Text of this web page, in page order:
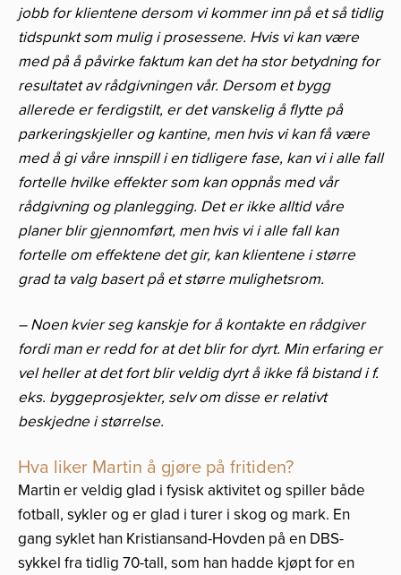
jobb for klientene dersom vi kommer inn på et så tidlig
tidspunkt som mulig i prosessene. Hvis vi kan være
med på å påvirke faktum kan det ha stor betydning for
resultatet av rådgivningen vår. Dersom et bygg
allerede er ferdigstilt, er det vanskelig å flytte på
parkeringskjeller og kantine, men hvis vi kan få være
med å gi våre innspill i en tidligere fase, kan vi i alle fall
fortelle hvilke effekter som kan oppnås med vår
rådgivning og planlegging. Det er ikke alltid våre
planer blir gjennomført, men hvis vi i alle fall kan
fortelle om effektene det gir, kan klientene i større
grad ta valg basert på et større mulighetsrom.
– Noen kvier seg kanskje for å kontakte en rådgiver
fordi man er redd for at det blir for dyrt. Min erfaring er
vel heller at det fort blir veldig dyrt å ikke få bistand i f.
eks. byggeprosjekter, selv om disse er relativt
beskjedne i størrelse.
Hva liker Martin å gjøre på fritiden?
Martin er veldig glad i fysisk aktivitet og spiller både
fotball, sykler og er glad i turer i skog og mark. En
gang syklet han Kristiansand-Hovden på en DBS-
sykkel fra tidlig 70-tall, som han hadde kjøpt for en